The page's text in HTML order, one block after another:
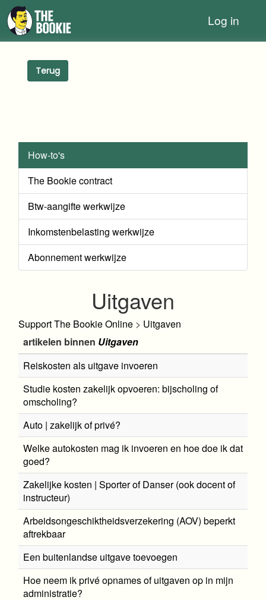
Log in
Terug
How-to's
The Bookie contract
Btw-aangifte werkwijze
Inkomstenbelasting werkwijze
Abonnement werkwijze
Uitgaven
SupportThe Bookie Online > Uitgaven
artikelen binnen Uitgaven
Reiskosten als uitgave invoeren
Studie kosten zakelijk opvoeren: bijscholing of
omscholing?
Auto | zakelijk of privé?
Welke autokosten mag ik invoeren en hoe doe ik dat
goed?
Zakelijke kosten | Sporter of Danser (ook docent of
instructeur)
Arbeidsongeschiktheidsverzekering (AOV) beperkt
aftrekbaar
Een buitenlandse uitgave toevoegen
Hoe neem ik privé opnames of uitgaven op in mijn
administratie?